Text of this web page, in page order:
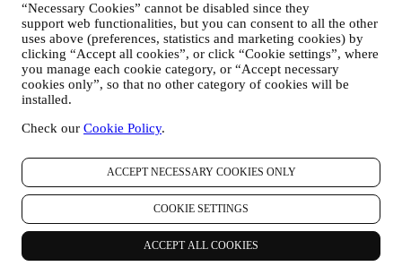
“Necessary Cookies” cannot be disabled since they
support web functionalities, but you can consent to all the other
uses above (preferences, statistics and marketing cookies) by
clicking “Accept all cookies”, or click “Cookie settings”, where
you manage each cookie category, or “Accept necessary
cookies only”, so that no other category of cookies will be
installed.
Check our Cookie Policy.
ACCEPT NECESSARY COOKIES ONLY
COOKIE SETTINGS
ACCEPT ALL COOKIES
ii. PER CREARE UN NUOVO ACCOUNT LE CREUSET
Utilizzeremo i vostri dati per creare un account Le Creuset
che vi darà accesso a una serie di vantaggi riservati agli utenti
registrati per usufruire al meglio dei nostri servizi, quali, un
checkout più rapido, la possibilità di salvare più indirizzi di
spedizione, visualizzare e monitorare ordini. Tale attività di
servizi.
iii. PER GESTIRE VOSTRI ORDINI E FORNIRVI
Utilizzeremo i vostri dati per gestire il rapporto contrattuale
con voi, i vostri acquisti di prodotti sul Sito e/o nei nostri
negozi Le Creuset, il vostro utilizzo del Sito, qualsiasi
successiva assistenza post-vendita o la vostra aderenza a
concorsi. Potremmo essere tenuti a trattare alcuni dati che vi